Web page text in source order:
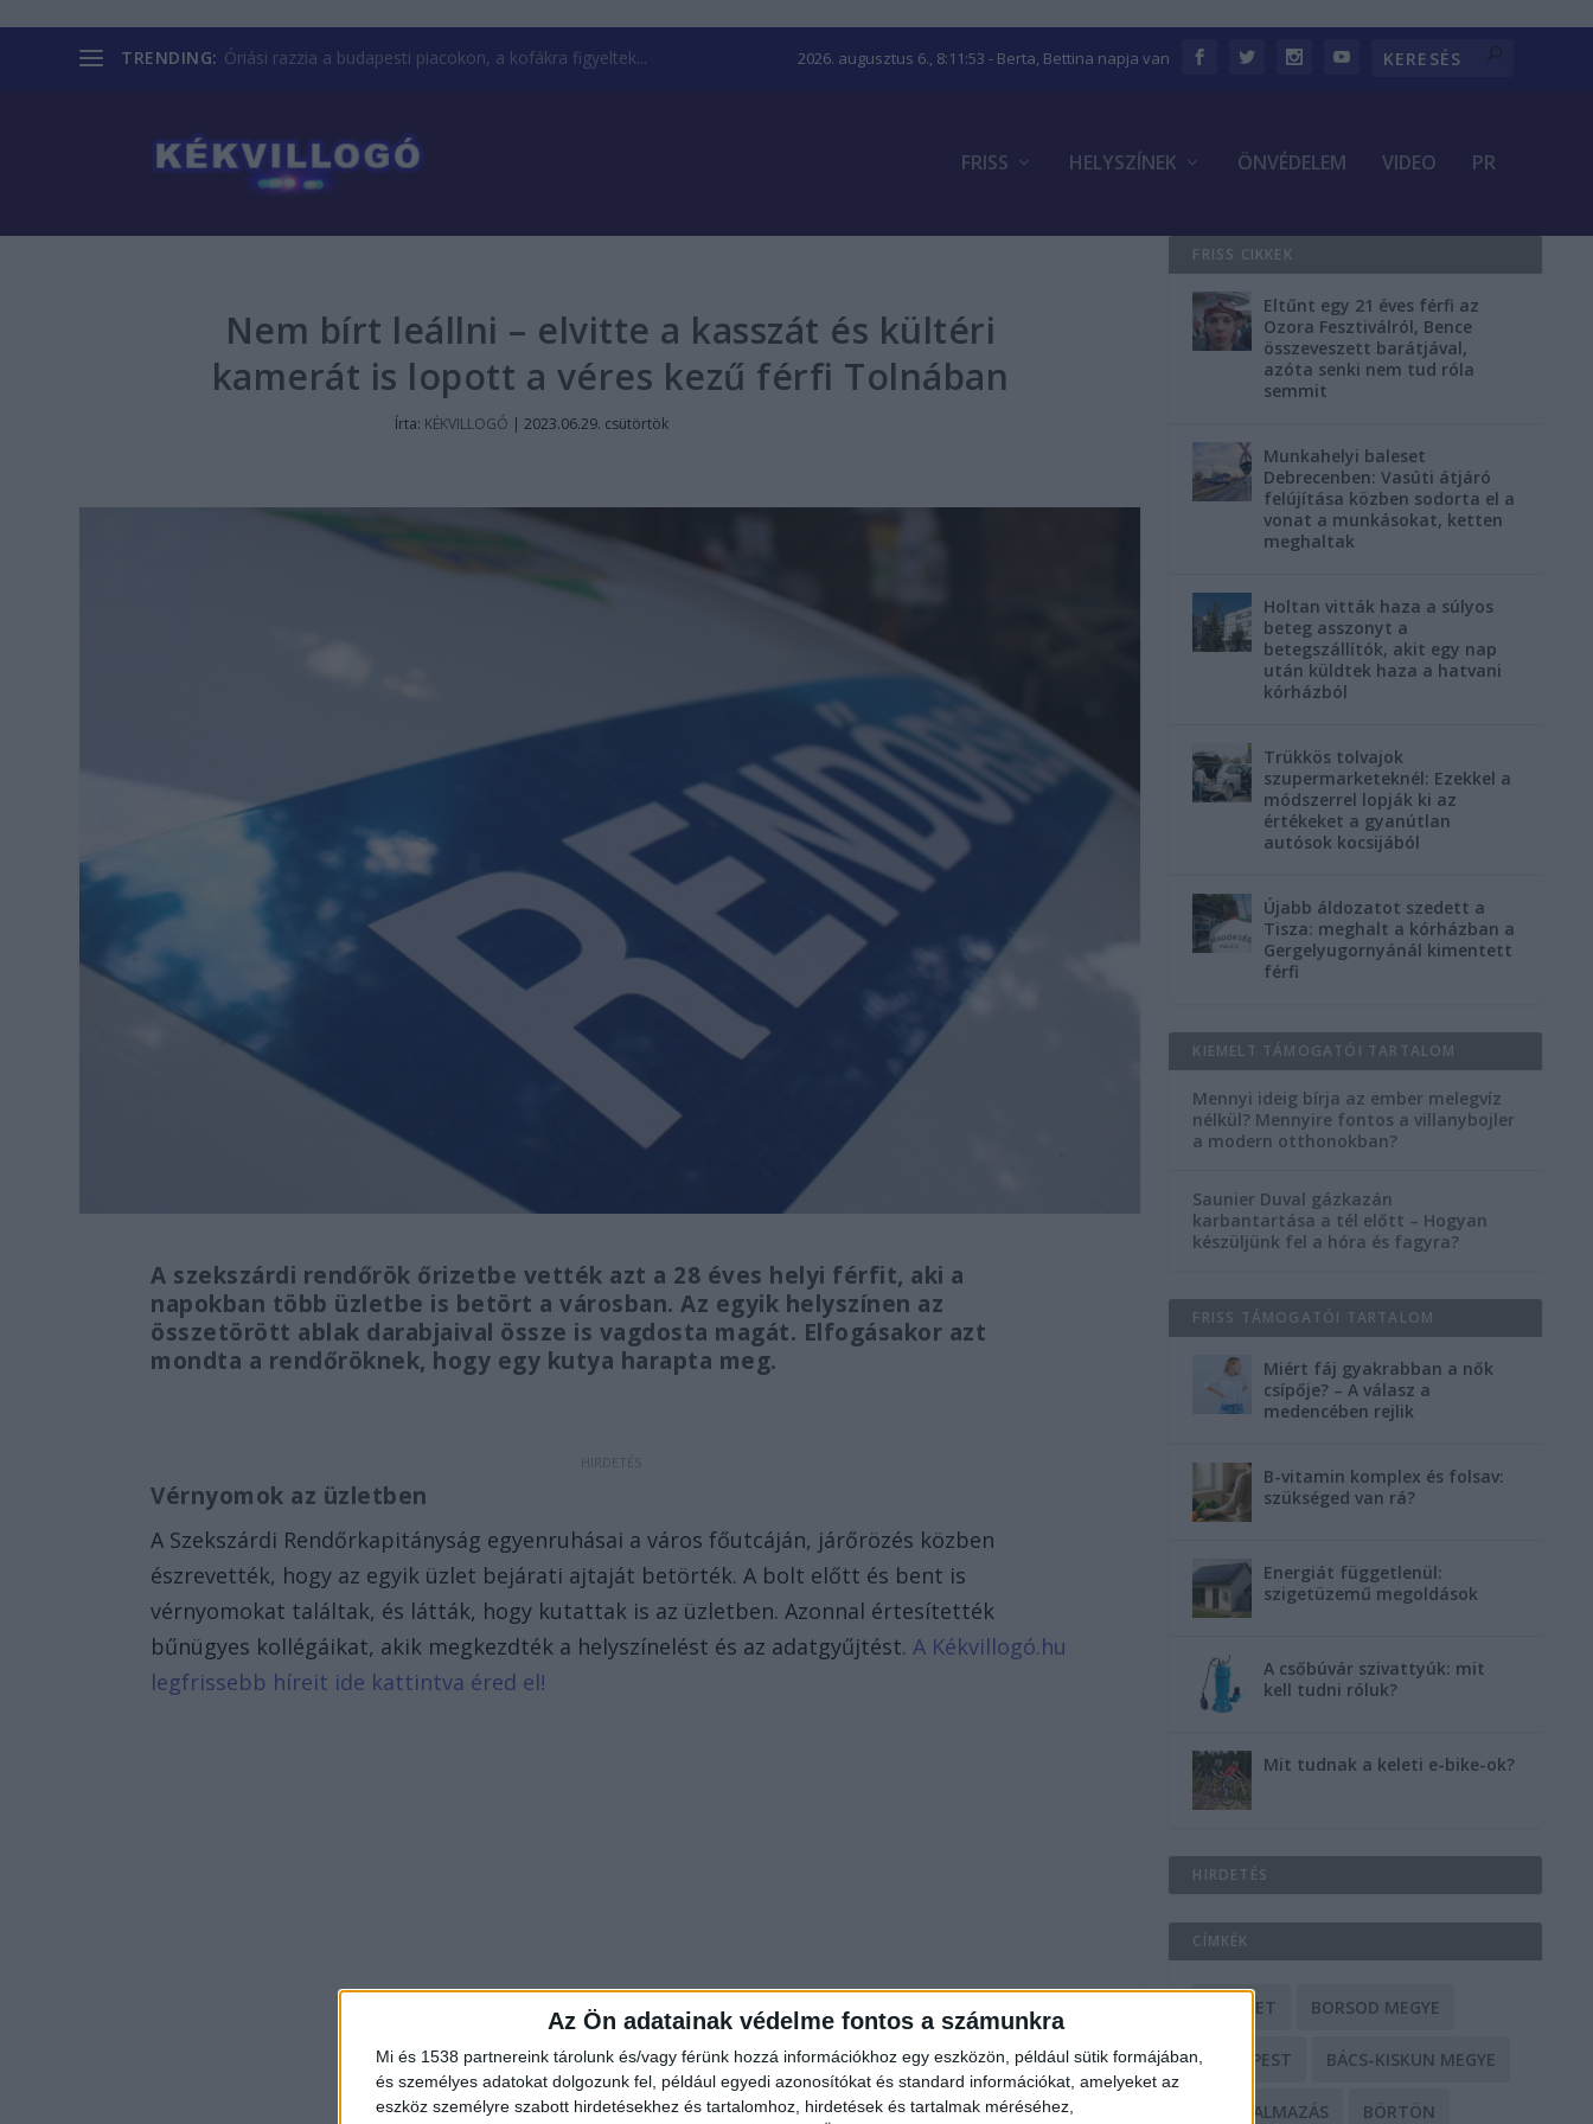
Az Ön adatainak védelme fontos a számunkra
Mi és 1538 partnereink tárolunk és/vagy férünk hozzá információkhoz egy eszközön, például sütik formájában,
és személyes adatokat dolgozunk fel, például egyedi azonosítókat és standard információkat, amelyeket az
eszköz személyre szabott hirdetésekhez és tartalomhoz, hirdetések és tartalmak méréséhez,
TRENDING: Óriási razzia a budapesti piacokon, a kofákra figyeltek... 2026. augusztus 6., 8:11:54 - Berta, Bettina napja van
FRISS HELYSZÍNEK ÖNVÉDELEM VIDEO PR
Nem bírt leállni – elvitte a kasszát és kültéri
kamerát is lopott a véres kezű férfi Tolnában
Írta: KÉKVILLOGÓ | 2023.06.29. csütörtök
A szekszárdi rendőrök őrizetbe vették azt a 28 éves helyi férfit, aki a
napokban több üzletbe is betört a városban. Az egyik helyszínen az
összetörött ablak darabjaival össze is vagdosta magát. Elfogásakor azt
mondta a rendőröknek, hogy egy kutya harapta meg.
Vérnyomok az üzletben
A Szekszárdi Rendőrkapitányság egyenruhásai a város főutcáján, járőrözés közben
észrevették, hogy az egyik üzlet bejárati ajtaját betörték. A bolt előtt és bent is
vérnyomokat találtak, és látták, hogy kutattak is az üzletben. Azonnal értesítették
bűnügyes kollégáikat, akik megkezdték a helyszínelést és az adatgyűjtést.A Kékvillogó.hu
legfrissebb híreit ide kattintva éred el!
FRISS CIKKEK
Eltűnt egy 21 éves férfi az
Ozora Fesztiválról, Bence
összeveszett barátjával,
azóta senki nem tud róla
semmit
Munkahelyi baleset
Debrecenben: Vasúti átjáró
felújítása közben sodorta el a
vonat a munkásokat, ketten
meghaltak
Holtan vitták haza a súlyos
beteg asszonyt a
betegszállítók, akit egy nap
után küldtek haza a hatvani
kórházból
Trükkös tolvajok
szupermarketeknél: Ezekkel a
módszerrel lopják ki az
értékeket a gyanútlan
autósok kocsijából
Újabb áldozatot szedett a
Tisza: meghalt a kórházban a
Gergelyugornyánál kimentett
férfi
KIEMELT TÁMOGATÓI TARTALOM
Mennyi ideig bírja az ember melegvíz
nélkül? Mennyire fontos a villanybojler
a modern otthonokban?
Saunier Duval gázkazán
karbantartása a tél előtt – Hogyan
készüljünk fel a hóra és fagyra?
FRISS TÁMOGATÓI TARTALOM
Miért fáj gyakrabban a nők
csípője? – A válasz a
medencében rejlik
B-vitamin komplex és folsav:
szükséged van rá?
Energiát függetlenül:
szigetüzemű megoldások
A csőbúvár szivattyúk: mit
kell tudni róluk?
Mit tudnak a keleti e-bike-ok?
HIRDETÉS
CÍMKÉK
BALESET BORSOD MEGYE
BUDAPEST BÁCS-KISKUN MEGYE
BÁNTALMAZÁS BÖRTÖN